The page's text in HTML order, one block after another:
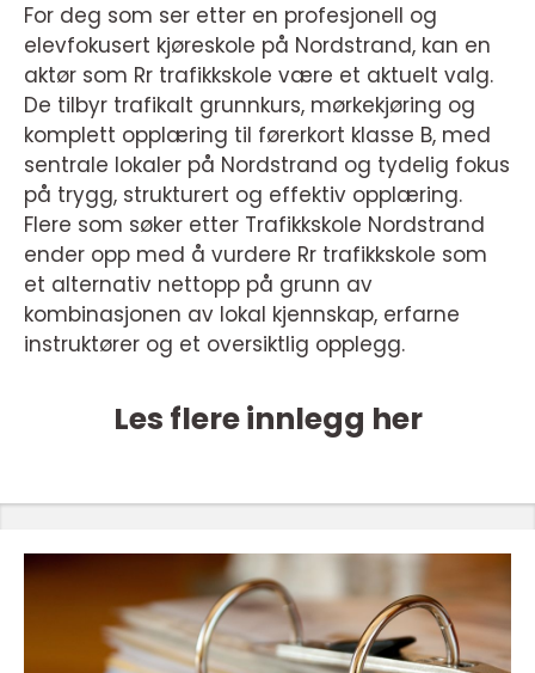
For deg som ser etter en profesjonell og
elevfokusert kjøreskole på Nordstrand, kan en
aktør som Rr trafikkskole være et aktuelt valg.
De tilbyr trafikalt grunnkurs, mørkekjøring og
komplett opplæring til førerkort klasse B, med
sentrale lokaler på Nordstrand og tydelig fokus
på trygg, strukturert og effektiv opplæring.
Flere som søker etter Trafikkskole Nordstrand
ender opp med å vurdere Rr trafikkskole som
et alternativ nettopp på grunn av
kombinasjonen av lokal kjennskap, erfarne
instruktører og et oversiktlig opplegg.
Les flere innlegg her